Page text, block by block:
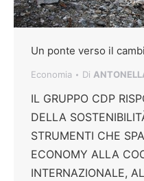
Un ponte verso il
Economia Di
IL GRUPPO CDP
DELLA
STRUMENTI CHE
ECONOMY ALLA
INTERNAZIONALE,